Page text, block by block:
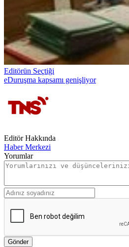
Editörün Seçtiği
eDuruşma kapsamı genişliyor
Editör Hakkında
Haber Merkezi
Yorumlar
Gönder